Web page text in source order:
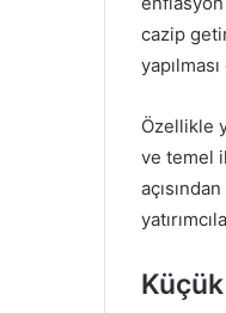
cazip
Özellikle
ve temel
Küçük